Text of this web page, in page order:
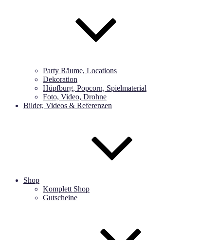
Party Räume, Locations
Dekoration
Hüpfburg, Popcorn, Spielmaterial
Foto, Video, Drohne
Bilder, Videos & Referenzen
Shop
Komplett Shop
Gutscheine